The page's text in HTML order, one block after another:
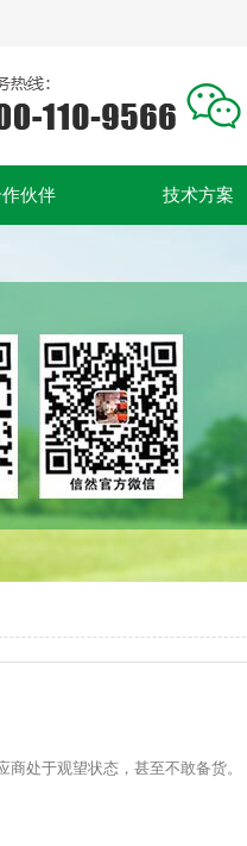
伙伴 技术方案
处于观望状态，甚至不敢备货